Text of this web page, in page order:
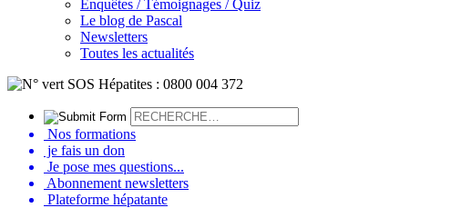
Enquêtes / Témoignages / Quiz
Le blog de Pascal
Newsletters
Toutes les actualités
Nos formations
je fais un don
Je pose mes questions...
Abonnement newsletters
Plateforme hépatante